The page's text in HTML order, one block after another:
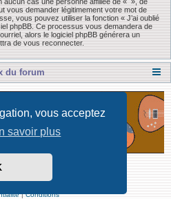
vous acceptez
savoir plus
vous demander légitimement votre mot de
vous pouvez utiliser la fonction « J’ai oublié
phpBB. Ce processus vous demandera de
alors le logiciel phpBB générera un
de vous reconnecter.
du forum
Software © phpBB Limited
par phpBB-fr
|Conditions